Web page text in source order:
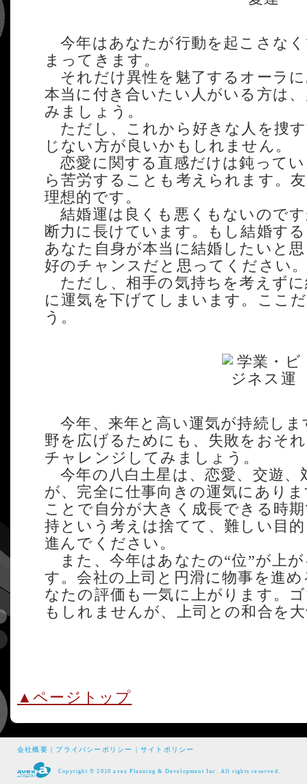
今年はあなたが行動を起こさな
まってきます。
それだけ異性を魅了するオーラ
本当に付き合いたい人がいる方は
みましょう。
ただし、これから好きな人を捜
じない方が良いかもしれません。
恋愛に関する直感だけは鈍って
ら苦労することも考えられます。
理想的です。
結婚運は良くも悪くもないので
断力に長けています。もし結婚す
あなた自身が本当に結婚したいと
好のチャンスだと思ってください
ただし、相手の気持ちを考えず
に運気を下げてしまいます。ここ
う。
今年、来年と高い運気が持続しま
野を広げるためにも、失敗をおそ
チャレンジしてみましょう。
今年の八白土星は、恋愛、交遊、
が、完全に仕事向きの運気にあり
ことで自分が大きく成長できる時
持という考えは捨てて、難しい目
進んでください。
また、今年はあなたの“位”が上
す。会社の上司と円滑に物事を進
なたの評価も一気に上がります。
もしれませんが、上司との和合を
▲ページトップ
会社概要 | プライバシーポリシー |サイトポリシー
Copyright © 2010 avex Planning & Development Inc. All rights reserved.